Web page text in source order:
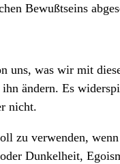
Bewußtseins
uns, was wir mit
ändern. Es
nicht.
zu verwenden,
Dunkelheit,